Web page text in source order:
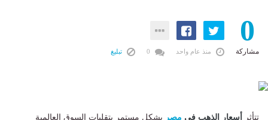
0
مشاركة منذ عام واحد تبليغ
تتأثر أسعار الذهب في مصر بشكل مستمر بتقلبات السوق العالمية